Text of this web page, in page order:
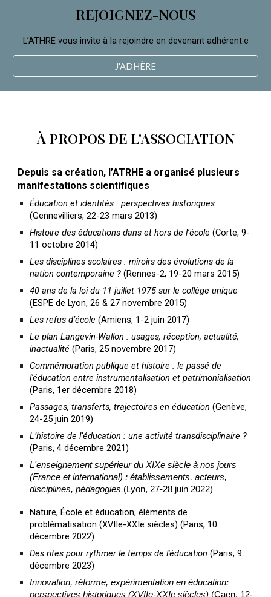
REJOIGNEZ-NOUS
L’ATHRE vous invite à la rejoindre en devenant adhérent.e
J'ADHÈRE
À PROPOS DE L'ASSOCIATION
Depuis sa création, l’ATRHE a organisé plusieurs
manifestations scientifiques
Éducation et identités : perspectives historiques
(Gennevilliers, 22-23 mars 2013)
Histoire des éducations dans et hors de l’école(Corte, 9-
11 octobre 2014)
Les disciplines scolaires : miroirs des évolutions de la
nation contemporaine ?(Rennes-2, 19-20 mars 2015)
40 ans de la loi du 11 juillet 1975 sur le collège unique
(ESPE de Lyon, 26 & 27 novembre 2015)
Les refus d’école (Amiens, 1-2 juin 2017)
Le plan Langevin-Wallon : usages, réception, actualité,
inactualité(Paris, 25 novembre 2017)
Commémoration publique et histoire : le passé de
l'éducation entre instrumentalisation et patrimonialisation
(Paris, 1er décembre 2018)
Passages, transferts, trajectoires en éducation (Genève,
24-25 juin 2019)
L’histoire de l’éducation : une activité transdisciplinaire ?
(Paris, 4 décembre 2021)
L'enseignement supérieur du XIXe siècle à nos jours
(France et international) : établissements, acteurs,
disciplines, pédagogies (Lyon, 27-28 juin 2022)
Nature, École et éducation, éléments de
problématisation (XVIIe-XXIe siècles) (Paris, 10
décembre 2022)
Des rites pour rythmer le temps de l'éducation (Paris, 9
décembre 2023)
Innovation, réforme, expérimentation en éducation:
perspectives historiques (XVIIe-XXIe siècles) (Caen, 12-